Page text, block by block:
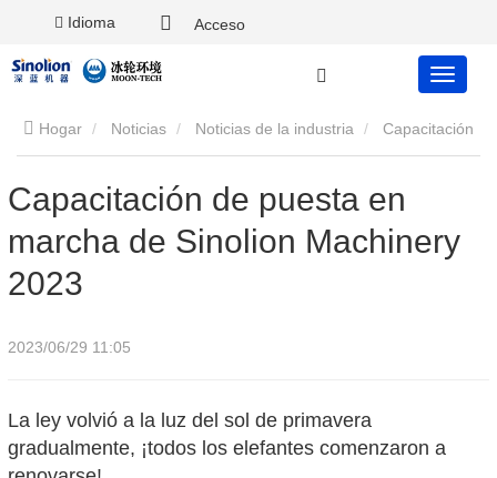
Idioma Acceso
Hogar Noticias Noticias de la industria
de puesta en marcha de Sinolion Machinery 2023
Capacitación de puesta en
marcha de Sinolion Machinery
2023
2023/06/29 11:05
La ley volvió a la luz del sol de primavera
gradualmente, ¡todos los elefantes comenzaron a